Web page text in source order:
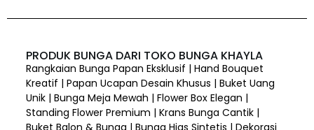
PRODUK BUNGA DARI TOKO BUNGA KHAYLA
Rangkaian Bunga Papan Eksklusif | Hand Bouquet
Kreatif | Papan Ucapan Desain Khusus | Buket Uang
Unik | Bunga Meja Mewah | Flower Box Elegan |
Standing Flower Premium | Krans Bunga Cantik |